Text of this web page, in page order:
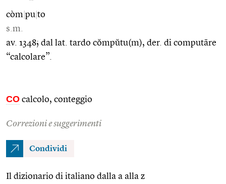
còm pu to
s.m.
av. 1348; dal lat. tardo cŏmpŭtu(m), der. di computāre
“calcolare”.
CO calcolo, conteggio
Correzioni e suggerimenti
Condividi
Il dizionario di italiano dalla a alla z